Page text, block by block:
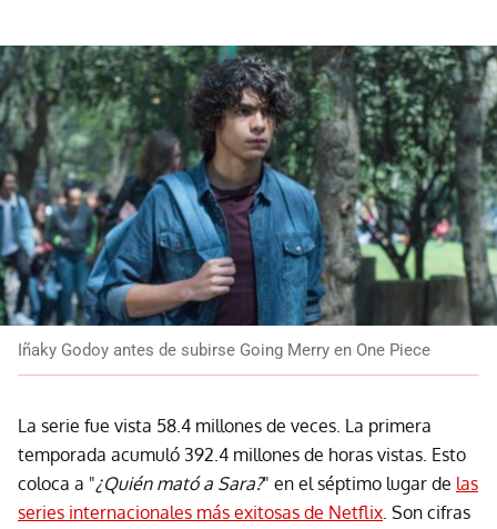
Iñaky Godoy antes de subirse Going Merry en One Piece
La serie fue vista 58.4 millones de veces. La primera
temporada acumuló 392.4 millones de horas vistas. Esto
coloca a "¿Quién mató a Sara?" en el séptimo lugar de las
series internacionales más exitosas de Netflix. Son cifras